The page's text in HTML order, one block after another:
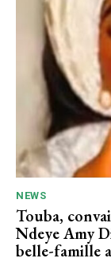
NEWS
Touba,
Ndeye Amy
belle-famille